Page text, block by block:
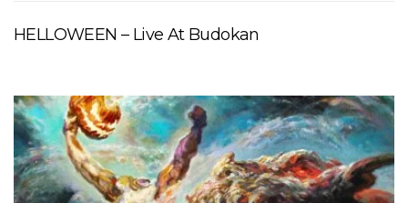
HELLOWEEN – Live At Budokan